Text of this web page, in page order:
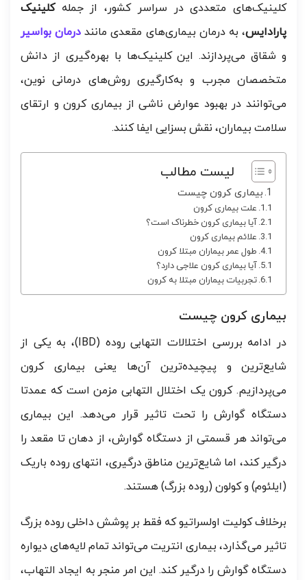
کلینیک‌های متعددی در سراسر کشور، از جملهکلینیک
پارادایس، به درمان بیماری‌های مقعدی مانند درمان بواسیر
و شقاق می‌پردازند. این کلینیک‌ها با بهره‌گیری از دانش
متخصصان مجرب و به‌کارگیری روش‌های درمانی نوین،
می‌توانند در بهبود عوارض ناشی از بیماری کرون و ارتقای
سلامت بیماران، نقش بسزایی ایفا کنند.
لیست مطالب
بیماری کرون چیست
علت بیماری کرون
آیا بیماری کرون خطرناک است؟
علائم بیماری کرون
طول عمر بیماران مبتلا کرون
آیا بیماری کرون علاجی دارد؟
تجربیات بیماران مبتلا به کرون
بیماری کرون چیست
در ادامه بررسی اختلالات التهابی روده (IBD)، به یکی از
شایع‌ترین و پیچیده‌ترین آن‌ها یعنی بیماری کرون
می‌پردازیم. کرون یک اختلال التهابی مزمن است که عمدتا
دستگاه گوارش را تحت تاثیر قرار می‌دهد. این بیماری
می‌تواند هر قسمتی از دستگاه گوارش، از دهان تا مقعد را
درگیر کند، اما شایع‌ترین مناطق درگیری، انتهای روده باریک
(ایلئوم) و کولون (روده بزرگ) هستند.
برخلاف کولیت اولسراتیو که فقط بر پوشش داخلی روده بزرگ
تاثیر می‌گذارد، بیماری انتریت می‌تواند تمام لایه‌های دیواره
دستگاه گوارش را درگیر کند. این امر منجر به ایجاد التهاب،